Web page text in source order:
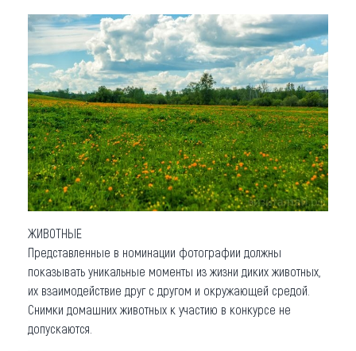
ЖИВОТНЫЕ
Представленные в номинации фотографии должны
показывать уникальные моменты из жизни диких животных,
их взаимодействие друг с другом и окружающей средой.
Cнимки домашних животных к участию в конкурсе не
допускаются.